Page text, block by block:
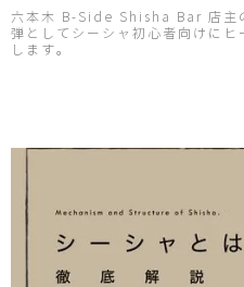
六本木 B-Side Shisha Bar 店主
弾としてシーシャ初心者向けに
します。